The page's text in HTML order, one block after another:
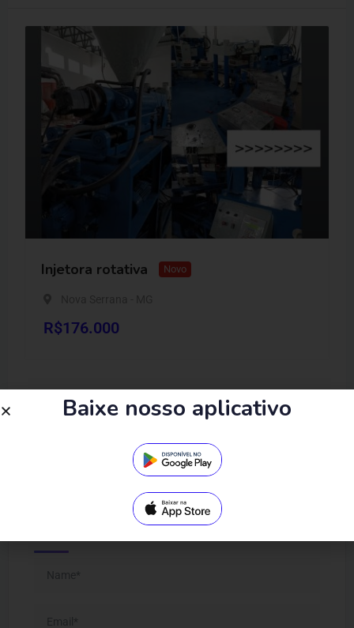
Injetora rotativa Novo
R$176.000
Leave feedback about this
Baixe nosso aplicativo